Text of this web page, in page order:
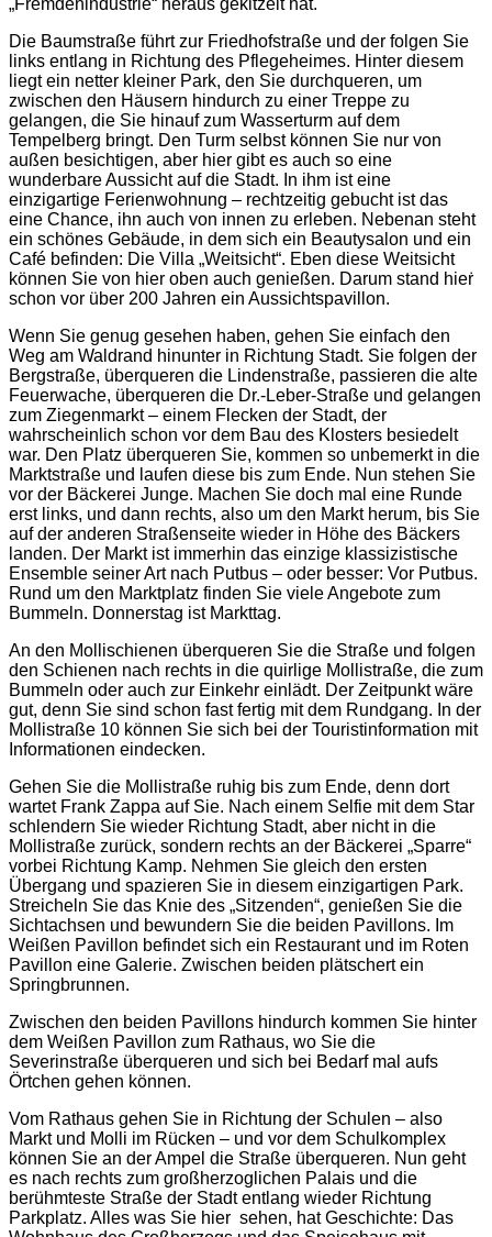
Die Baumstraße führt zur Friedhofstraße und der folgen Sie
links entlang in Richtung des Pflegeheimes. Hinter diesem
liegt ein netter kleiner Park, den Sie durchqueren, um
zwischen den Häusern hindurch zu einer Treppe zu
gelangen, die Sie hinauf zum Wasserturm auf dem
Tempelberg bringt. Den Turm selbst können Sie nur von
außen besichtigen, aber hier gibt es auch so eine
wunderbare Aussicht auf die Stadt. In ihm ist eine
einzigartige Ferienwohnung – rechtzeitig gebucht ist das
eine Chance, ihn auch von innen zu erleben. Nebenan steht
ein schönes Gebäude, in dem sich ein Beautysalon und ein
Café befinden: Die Villa „Weitsicht“. Eben diese Weitsicht
können Sie von hier oben auch genießen. Darum stand hieṙ
schon vor über 200 Jahren ein Aussichtspavillon.
Wenn Sie genug gesehen haben, gehen Sie einfach den
Weg am Waldrand hinunter in Richtung Stadt. Sie folgen der
Bergstraße, überqueren die Lindenstraße, passieren die alte
Feuerwache, überqueren die Dr.-Leber-Straße und gelangen
zum Ziegenmarkt – einem Flecken der Stadt, der
wahrscheinlich schon vor dem Bau des Klosters besiedelt
war. Den Platz überqueren Sie, kommen so unbemerkt in die
Marktstraße und laufen diese bis zum Ende. Nun stehen Sie
vor der Bäckerei Junge. Machen Sie doch mal eine Runde
erst links, und dann rechts, also um den Markt herum, bis Sie
auf der anderen Straßenseite wieder in Höhe des Bäckers
landen. Der Markt ist immerhin das einzige klassizistische
Ensemble seiner Art nach Putbus – oder besser: Vor Putbus.
Rund um den Marktplatz finden Sie viele Angebote zum
Bummeln. Donnerstag ist Markttag.
An den Mollischienen überqueren Sie die Straße und folgen
den Schienen nach rechts in die quirlige Mollistraße, die zum
Bummeln oder auch zur Einkehr einlädt. Der Zeitpunkt wäre
gut, denn Sie sind schon fast fertig mit dem Rundgang. In der
Mollistraße 10 können Sie sich bei der Touristinformation mit
Informationen eindecken.
Gehen Sie die Mollistraße ruhig bis zum Ende, denn dort
wartet Frank Zappa auf Sie. Nach einem Selfie mit dem Star
schlendern Sie wieder Richtung Stadt, aber nicht in die
Mollistraße zurück, sondern rechts an der Bäckerei „Sparre“
vorbei Richtung Kamp. Nehmen Sie gleich den ersten
Übergang und spazieren Sie in diesem einzigartigen Park.
Streicheln Sie das Knie des „Sitzenden“, genießen Sie die
Sichtachsen und bewundern Sie die beiden Pavillons. Im
Weißen Pavillon befindet sich ein Restaurant und im Roten
Pavillon eine Galerie. Zwischen beiden plätschert ein
Springbrunnen.
Zwischen den beiden Pavillons hindurch kommen Sie hinter
dem Weißen Pavillon zum Rathaus, wo Sie die
Severinstraße überqueren und sich bei Bedarf mal aufs
Örtchen gehen können.
Vom Rathaus gehen Sie in Richtung der Schulen – also
Markt und Molli im Rücken – und vor dem Schulkomplex
können Sie an der Ampel die Straße überqueren. Nun geht
es nach rechts zum großherzoglichen Palais und die
berühmteste Straße der Stadt entlang wieder Richtung
Parkplatz. Alles was Sie hier sehen, hat Geschichte: Das